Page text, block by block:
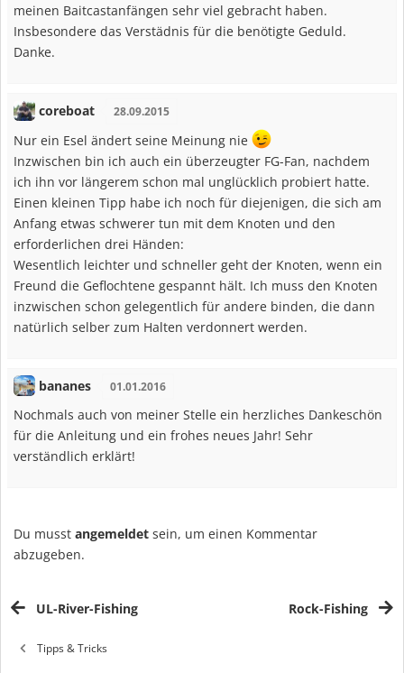
meinen Baitcastanfängen sehr viel gebracht haben.
Insbesondere das Verstädnis für die benötigte Geduld.
Danke.
coreboat 28.09.2015
Nur ein Esel ändert seine Meinung nie
Inzwischen bin ich auch ein überzeugter FG-Fan, nachdem
ich ihn vor längerem schon mal unglücklich probiert hatte.
Einen kleinen Tipp habe ich noch für diejenigen, die sich am
Anfang etwas schwerer tun mit dem Knoten und den
erforderlichen drei Händen:
Wesentlich leichter und schneller geht der Knoten, wenn ein
Freund die Geflochtene gespannt hält. Ich muss den Knoten
inzwischen schon gelegentlich für andere binden, die dann
natürlich selber zum Halten verdonnert werden.
bananes 01.01.2016
Nochmals auch von meiner Stelle ein herzliches Dankeschön
für die Anleitung und ein frohes neues Jahr! Sehr
verständlich erklärt!
Du musst angemeldet sein, um einen Kommentar
abzugeben.
UL-River-Fishing Rock-Fishing
Tipps & Tricks